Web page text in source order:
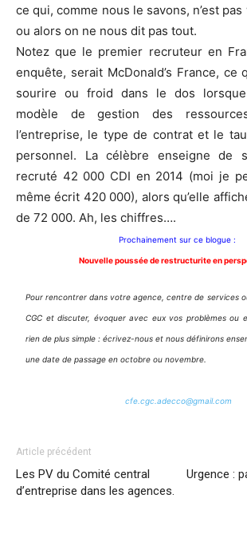
ce qui, comme nous le savons, n’est
ou alors on ne nous dit pas tout.
Notez que le premier recruteur en
enquête, serait McDonald’s France, ce
sourire ou froid dans le dos
modèle de gestion des
l’entreprise, le type de contrat et le
personnel. La célèbre enseigne de
recruté 42 000 CDI en 2014 (moi je
même écrit 420 000), alors qu’elle
de 72 000. Ah, les chiffres….
Prochainement sur ce blogue :
Nouvelle poussée de restructurite en
Pour rencontrer dans votre agence, centre de services
CGC et discuter, évoquer avec eux vos problèmes ou
rien de plus simple : écrivez-nous et nous définirons
une date de passage en octobre ou novembre.
cfe.cgc.adecco@gmail.com
Article précédent
Les PV du Comité central
d’entreprise dans les agences.
Urgence :